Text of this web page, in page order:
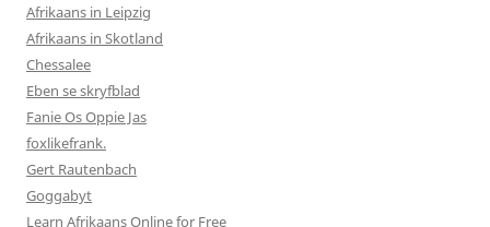
Afrikaans in Leipzig
Afrikaans in Skotland
Chessalee
Eben se skryfblad
Fanie Os Oppie Jas
foxlikefrank.
Gert Rautenbach
Goggabyt
Learn Afrikaans Online for Free